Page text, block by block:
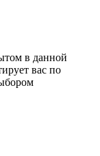
в данной
вас по